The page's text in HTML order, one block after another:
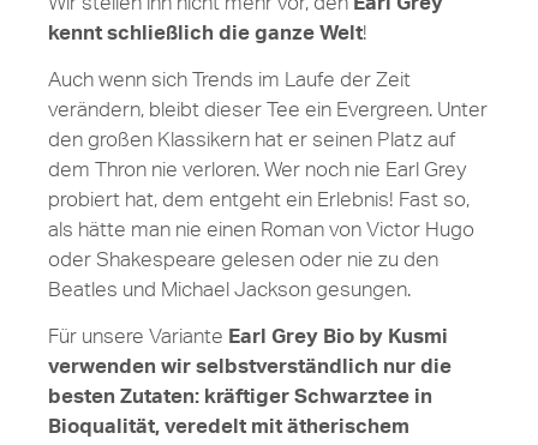
kennt schließlich die ganze Welt!
Auch wenn sich Trends im Laufe der Zeit
verändern, bleibt dieser Tee ein Evergreen. Unter
den großen Klassikern hat er seinen Platz auf
dem Thron nie verloren. Wer noch nie Earl Grey
probiert hat, dem entgeht ein Erlebnis! Fast so,
als hätte man nie einen Roman von Victor Hugo
oder Shakespeare gelesen oder nie zu den
Beatles und Michael Jackson gesungen.
Für unsere Variante Earl Grey Bio by Kusmi
verwenden wir selbstverständlich nur die
besten Zutaten: kräftiger Schwarztee in
Bioqualität, veredelt mit ätherischem